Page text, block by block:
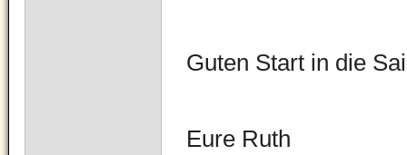
Guten Start in die
Eure Ruth